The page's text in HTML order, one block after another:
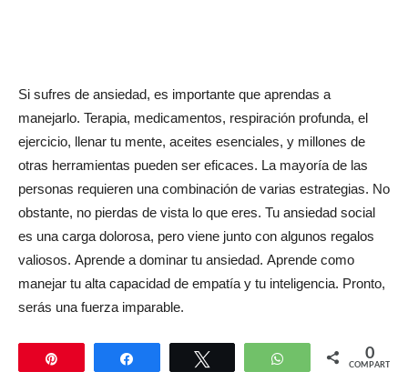
Si sufres de ansiedad, es importante que aprendas a
manejarlo. Terapia, medicamentos, respiración profunda, el
ejercicio, llenar tu mente, aceites esenciales, y millones de
otras herramientas pueden ser eficaces. La mayoría de las
personas requieren una combinación de varias estrategias. No
obstante, no pierdas de vista lo que eres. Tu ansiedad social
es una carga dolorosa, pero viene junto con algunos regalos
valiosos. Aprende a dominar tu ansiedad. Aprende como
manejar tu alta capacidad de empatía y tu inteligencia. Pronto,
serás una fuerza imparable.
Compartir WhatsApp 0
COMPARTIR